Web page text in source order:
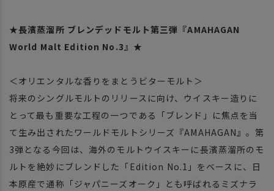
★長濱蒸溜所 ブレンデッドモルト第三弾『AMAHAGAN
World Malt Edition No.3』★
＜オリエンタルな香りをまとうビターモルト＞
将来のシングルモルトのリリースに向け、ウイスキー造りに
とって最も重要な工程の一つである「ブレンド」に焦点を当
て生み出されたワールドモルトシリーズ『AMAHAGAN』。第
3弾となる今回は、海外のモルトウイスキーに長濱蒸溜所のモ
ルトを絶妙にブレンドした「Edition No.1」をベースに、日
本原産で通称「ジャパニーズオーク」とも呼ばれるミズナラ